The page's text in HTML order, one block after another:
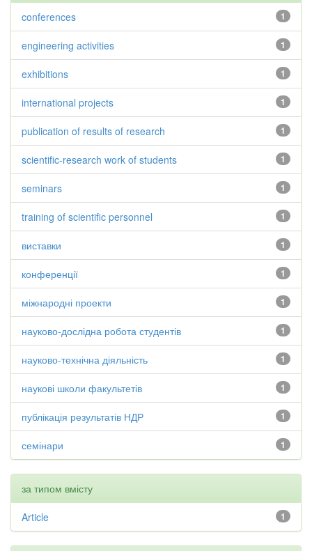
1
conferences
1
engineering activities
1
exhibitions
1
international projects
1
publication of results of research
1
scientific-research work of students
1
seminars
1
training of scientific personnel
1
виставки
1
конференції
1
міжнародні проекти
1
науково-дослідна робота студентів
1
науково-технічна діяльність
1
наукові школи факультетів
1
публікація результатів НДР
1
семінари
за типом вмісту
1
Article